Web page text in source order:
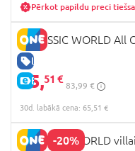
Pērkot papildu preci
LABA CENA
E-CENA
JURASSIC WORLD All
65,51 €
83,99 €
30d. labākā cena: 65,51 €
-20%
JURASSIC WORLD